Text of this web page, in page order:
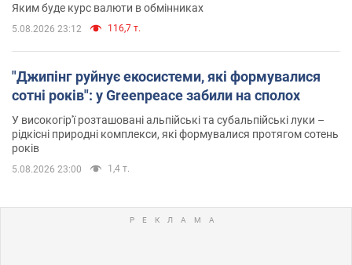
Яким буде курс валюти в обмінниках
5.08.2026 23:12 116,7 т.
"Джипінг руйнує екосистеми, які формувалися
сотні років": у Greenpeace забили на сполох
У високогір'ї розташовані альпійські та субальпійські луки –
рідкісні природні комплекси, які формувалися протягом сотень
років
5.08.2026 23:00 1,4 т.